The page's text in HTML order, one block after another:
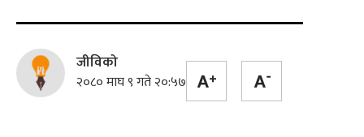
जीविको
२०८० माघ ९ गते २०:५७